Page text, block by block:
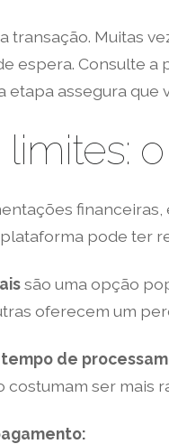
transação. Muitas
espera. Consulte
etapa assegura
limites:
pode ter
são uma opção
oferecem um
tempo de
costumam ser mais